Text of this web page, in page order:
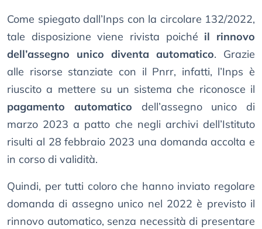
Come spiegato dall’Inps con la circolare 132/2022,
tale disposizione viene rivista poiché il rinnovo
dell’assegno unico diventa automatico. Grazie
alle risorse stanziate con il Pnrr, infatti, l’Inps è
riuscito a mettere su un sistema che riconosce il
pagamento automatico dell’assegno unico di
marzo 2023 a patto che negli archivi dell’Istituto
risulti al 28 febbraio 2023 una domanda accolta e
in corso di validità.
Quindi, per tutti coloro che hanno inviato regolare
domanda di assegno unico nel 2022 è previsto il
rinnovo automatico, senza necessità di presentare